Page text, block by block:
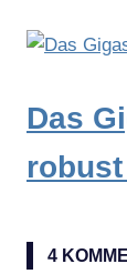
Das
4